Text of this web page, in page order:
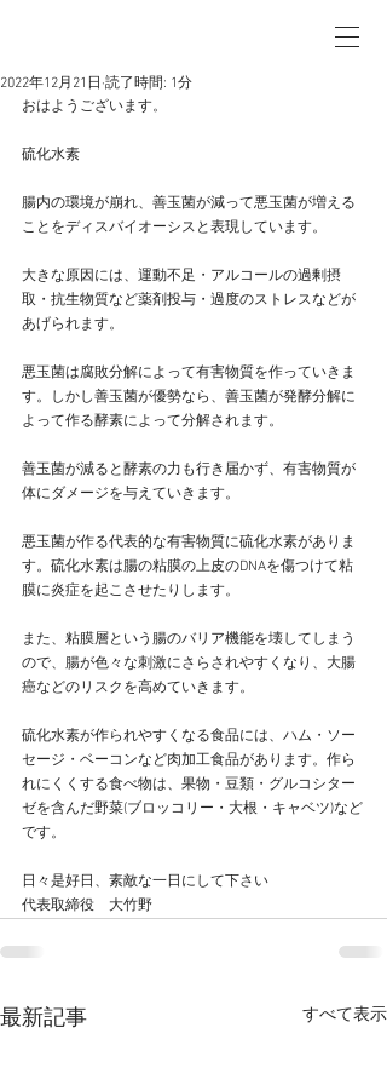
2022年12月21日 読了時間: 1分
おはようございます。
硫化水素
腸内の環境が崩れ、善玉菌が減って悪玉菌が増える
ことをディスバイオーシスと表現しています。
大きな原因には、運動不足・アルコールの過剰摂
取・抗生物質など薬剤投与・過度のストレスなどが
あげられます。
悪玉菌は腐敗分解によって有害物質を作っていきま
す。しかし善玉菌が優勢なら、善玉菌が発酵分解に
よって作る酵素によって分解されます。
善玉菌が減ると酵素の力も行き届かず、有害物質が
体にダメージを与えていきます。
悪玉菌が作る代表的な有害物質に硫化水素がありま
す。硫化水素は腸の粘膜の上皮のDNAを傷つけて粘
膜に炎症を起こさせたりします。
また、粘膜層という腸のバリア機能を壊してしまう
ので、腸が色々な刺激にさらされやすくなり、大腸
癌などのリスクを高めていきます。
硫化水素が作られやすくなる食品には、ハム・ソー
セージ・ベーコンなど肉加工食品があります。作ら
れにくくする食べ物は、果物・豆類・グルコシター
ゼを含んだ野菜(ブロッコリー・大根・キャベツ)など
です。
日々是好日、素敵な一日にして下さい
代表取締役　大竹野
最新記事 すべて表示